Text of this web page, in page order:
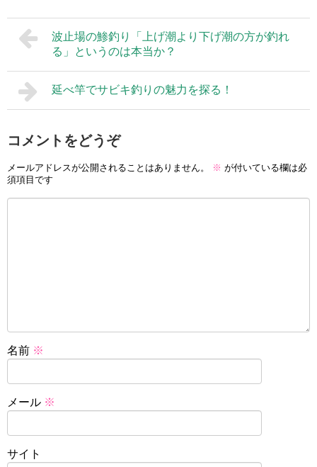
波止場の鯵釣り「上げ潮より下げ潮の方が釣れ
る」というのは本当か？
延べ竿でサビキ釣りの魅力を探る！
コメントをどうぞ
メールアドレスが公開されることはありません。 ※ が付いている欄は必
須項目です
名前 ※
メール ※
サイト